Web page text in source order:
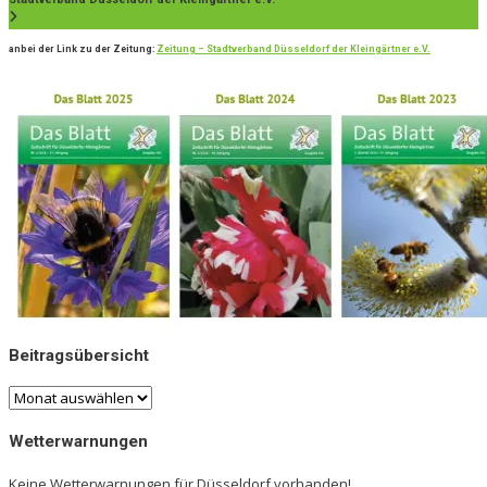
anbei der Link zu der Zeitung: Zeitung – Stadtverband Düsseldorf der Kleingärtner e.V.
Beitragsübersicht
Beitragsübersicht
Wetterwarnungen